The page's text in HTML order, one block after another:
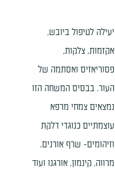
יעילה לטיפול ביובש,
אקזמות, צלקות,
פסוריאזיס ואסתמה של
העור. בבסיס המשחה הזו
נמצאים צמחי מרפא
עוצמתיים כנוגדי דלקת
וזיהומים- שרף אורנים,
מרווה, קינמון, אורגנו ועוד